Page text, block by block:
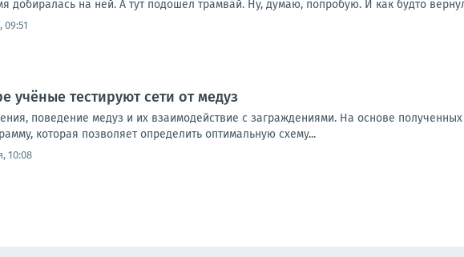
добиралась на ней. А тут подошел трамвай. Ну, думаю, попробую. И как будто
09:51
учёные тестируют сети от медуз
поведение медуз и их взаимодействие с заграждениями. На основе
которая позволяет определить оптимальную схему...
10:08